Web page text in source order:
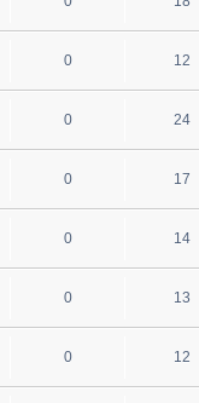
0 12
0 24
0 17
0 14
0 13
0 12